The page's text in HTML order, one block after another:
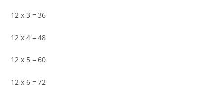
12 x 3 = 36
12 x 4 = 48
12 x 5 = 60
12 x 6 = 72